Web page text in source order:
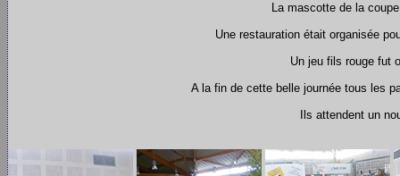
La mascotte de la
Une restauration était organisée
Un jeu fils rouge fut
A la fin de cette belle journée tous les
Ils attendent un